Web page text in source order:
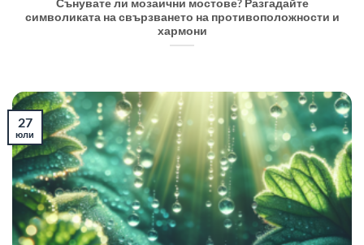
Сънувате ли мозаични мостове? Разгадайте
символиката на свързването на противоположности и
хармони
27
юли